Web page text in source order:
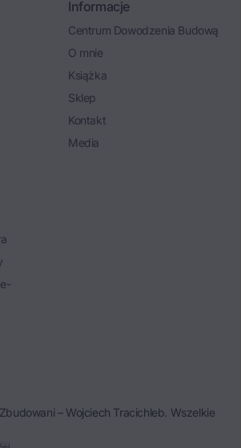
Informacje
Centrum Dowodzenia Budową
O mnie
Książka
Sklep
Kontakt
Media
– Wojciech Tracichleb. Wszelkie